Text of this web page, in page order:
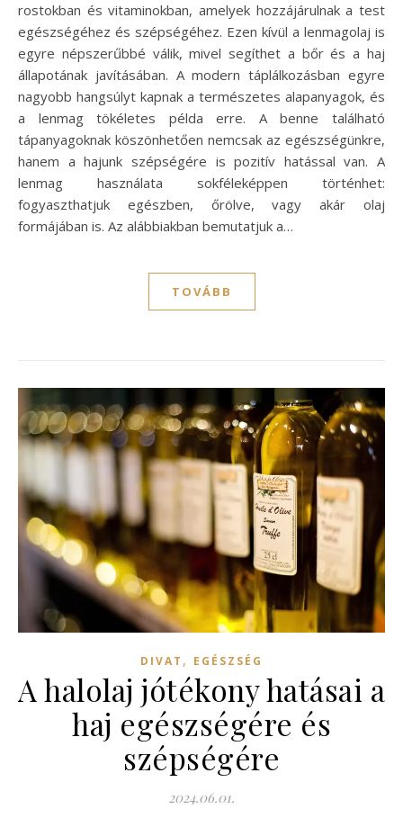
rostokban és vitaminokban, amelyek hozzájárulnak a test
egészségéhez és szépségéhez. Ezen kívül a lenmagolaj is
egyre népszerűbbé válik, mivel segíthet a bőr és a haj
állapotának javításában. A modern táplálkozásban egyre
nagyobb hangsúlyt kapnak a természetes alapanyagok, és
a lenmag tökéletes példa erre. A benne található
tápanyagoknak köszönhetően nemcsak az egészségünkre,
hanem a hajunk szépségére is pozitív hatással van. A
lenmag használata sokféleképpen történhet:
fogyaszthatjuk egészben, őrölve, vagy akár olaj
formájában is. Az alábbiakban bemutatjuk a…
TOVÁBB
DIVAT , EGÉSZSÉG
A halolaj jótékony hatásai a
haj egészségére és
szépségére
2024.06.01.